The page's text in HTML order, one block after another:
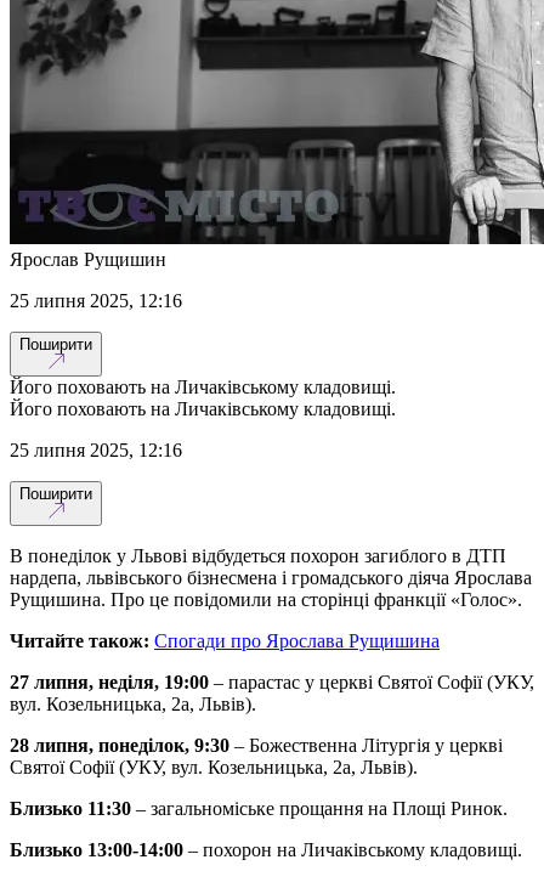
Ярослав Рущишин
25 липня 2025, 12:16
Поширити
Його поховають на Личаківському кладовищі.
Його поховають на Личаківському кладовищі.
25 липня 2025, 12:16
Поширити
В понеділок у Львові відбудеться похорон загиблого в ДТП
нардепа, львівського бізнесмена і громадського діяча Ярослава
Рущишина. Про це повідомили на сторінці франкції «Голос».
Читайте також: Спогади про Ярослава Рущишина
27 липня, неділя, 19:00 – парастас у церкві Святої Софії (УКУ,
вул. Козельницька, 2а, Львів).
28 липня, понеділок, 9:30 – Божественна Літургія у церкві
Святої Софії (УКУ, вул. Козельницька, 2а, Львів).
Близько 11:30 – загальноміське прощання на Площі Ринок.
Близько 13:00-14:00 – похорон на Личаківському кладовищі.